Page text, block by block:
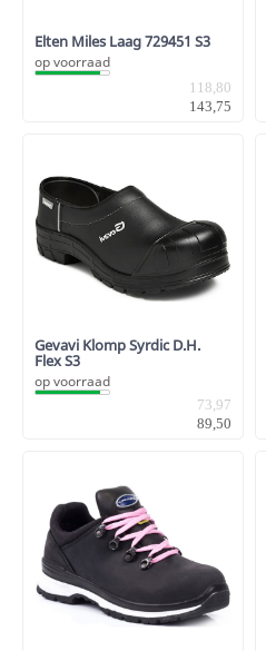
Elten Miles Laag 729451 S3
op voorraad
118,80
143,75
Gevavi Klomp Syrdic D.H.
Flex S3
op voorraad
73,97
89,50